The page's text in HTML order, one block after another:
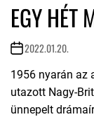
EGY HÉT
2022.01.20.
1956 nyarán az
utazott Nagy-
ünnepelt